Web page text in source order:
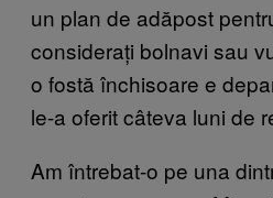
un plan de adăpost
considerați bolnavi sau
o fostă închisoare e
le-a oferit câteva luni de
Am întrebat-o pe una